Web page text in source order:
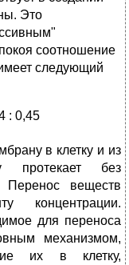
Это
соотношение
следующий
: 0,45
в клетку и из
без
Перенос веществ
концентрации.
для переноса
механизмом,
их в клетку,